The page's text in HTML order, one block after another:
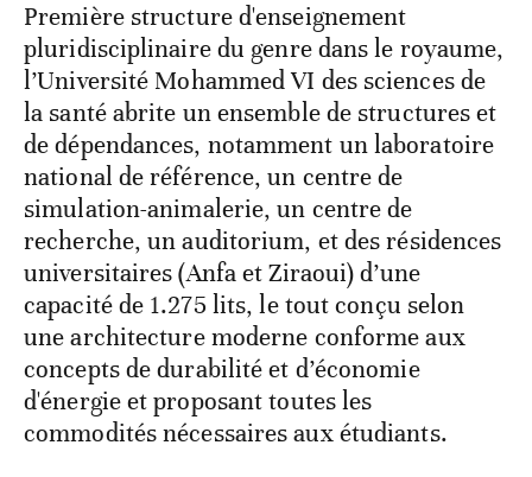
Première structure d'enseignement
pluridisciplinaire du genre dans le royaume,
l’Université Mohammed VI des sciences de
la santé abrite un ensemble de structures et
de dépendances, notamment un laboratoire
national de référence, un centre de
simulation-animalerie, un centre de
recherche, un auditorium, et des résidences
universitaires (Anfa et Ziraoui) d’une
capacité de 1.275 lits, le tout conçu selon
une architecture moderne conforme aux
concepts de durabilité et d’économie
d'énergie et proposant toutes les
commodités nécessaires aux étudiants.